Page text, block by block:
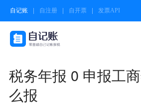
自记账 自注册 自开票 发票API
税务年报 0 申报工
么报